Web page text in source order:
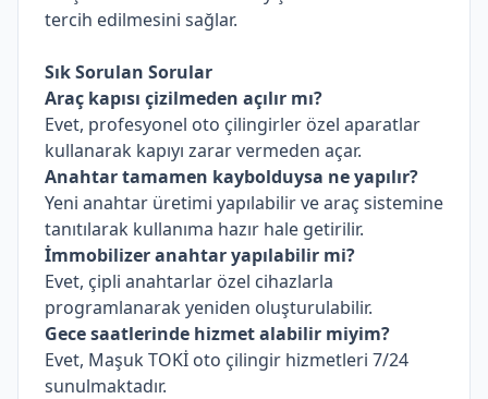
tercih edilmesini sağlar.
Sık Sorulan Sorular
Araç kapısı çizilmeden açılır mı?
Evet, profesyonel oto çilingirler özel aparatlar
kullanarak kapıyı zarar vermeden açar.
Anahtar tamamen kaybolduysa ne yapılır?
Yeni anahtar üretimi yapılabilir ve araç sistemine
tanıtılarak kullanıma hazır hale getirilir.
İmmobilizer anahtar yapılabilir mi?
Evet, çipli anahtarlar özel cihazlarla
programlanarak yeniden oluşturulabilir.
Gece saatlerinde hizmet alabilir miyim?
Evet, Maşuk TOKİ oto çilingir hizmetleri 7/24
sunulmaktadır.